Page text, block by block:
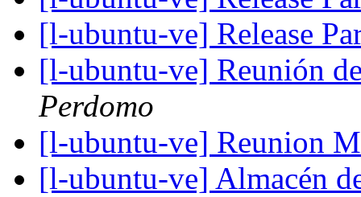
[l-ubuntu-ve] Release
[l-ubuntu-ve] Reunión
Perdomo
[l-ubuntu-ve] Reunion
[l-ubuntu-ve] Almacén